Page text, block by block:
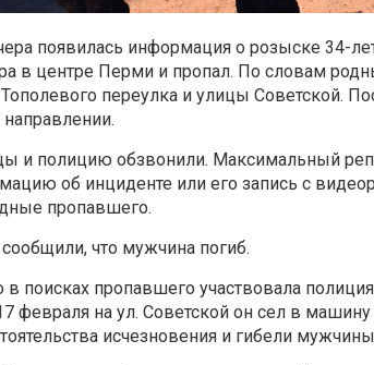
появилась информация о розыске 34-
в центре Перми и пропал. По словам
переулка и улицы Советской.
и полицию обзвонили. Максимальный
об инциденте или его запись с
пропавшего.
что мужчина погиб.
в поисках пропавшего участвовала
февраля на ул. Советской он сел в
исчезновения и гибели